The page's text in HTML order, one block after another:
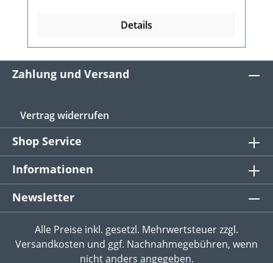
Details
Zahlung und Versand
Vertrag widerrufen
Shop Service
Informationen
Newsletter
Alle Preise inkl. gesetzl. Mehrwertsteuer zzgl.
Versandkosten und ggf. Nachnahmegebühren, wenn
nicht anders angegeben.